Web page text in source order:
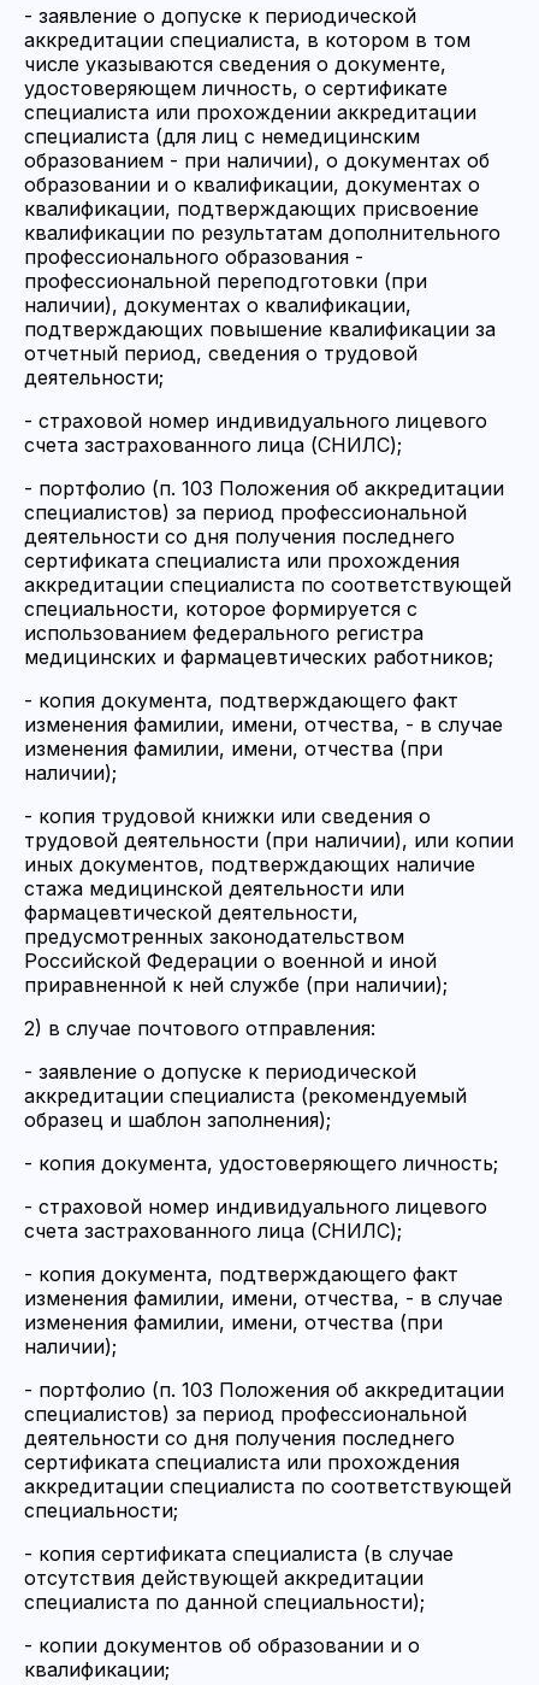
- заявление о допуске к периодической
аккредитации специалиста, в котором в том
числе указываются сведения о документе,
удостоверяющем личность, о сертификате
специалиста или прохождении аккредитации
специалиста (для лиц с немедицинским
образованием - при наличии), о документах об
образовании и о квалификации, документах о
квалификации, подтверждающих присвоение
квалификации по результатам дополнительного
профессионального образования -
профессиональной переподготовки (при
наличии), документах о квалификации,
подтверждающих повышение квалификации за
отчетный период, сведения о трудовой
деятельности;
- страховой номер индивидуального лицевого
счета застрахованного лица (СНИЛС);
- портфолио (п. 103 Положения об аккредитации
специалистов) за период профессиональной
деятельности со дня получения последнего
сертификата специалиста или прохождения
аккредитации специалиста по соответствующей
специальности, которое формируется с
использованием федерального регистра
медицинских и фармацевтических работников;
- копия документа, подтверждающего факт
изменения фамилии, имени, отчества, - в случае
изменения фамилии, имени, отчества (при
наличии);
- копия трудовой книжки или сведения о
трудовой деятельности (при наличии), или копии
иных документов, подтверждающих наличие
стажа медицинской деятельности или
фармацевтической деятельности,
предусмотренных законодательством
Российской Федерации о военной и иной
приравненной к ней службе (при наличии);
2) в случае почтового отправления:
- заявление о допуске к периодической
аккредитации специалиста (рекомендуемый
образец и шаблон заполнения);
- копия документа, удостоверяющего личность;
- страховой номер индивидуального лицевого
счета застрахованного лица (СНИЛС);
- копия документа, подтверждающего факт
изменения фамилии, имени, отчества, - в случае
изменения фамилии, имени, отчества (при
наличии);
- портфолио (п. 103 Положения об аккредитации
специалистов) за период профессиональной
деятельности со дня получения последнего
сертификата специалиста или прохождения
аккредитации специалиста по соответствующей
специальности;
- копия сертификата специалиста (в случае
отсутствия действующей аккредитации
специалиста по данной специальности);
- копии документов об образовании и о
квалификации;